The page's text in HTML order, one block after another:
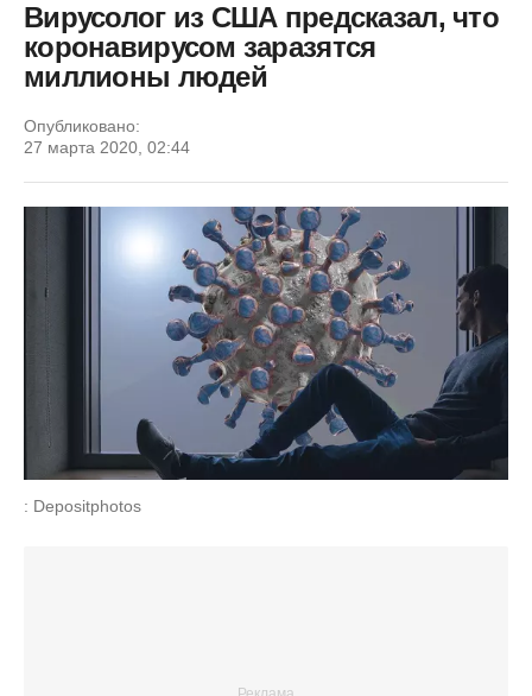
Вирусолог из США предсказал, что
коронавирусом заразятся
миллионы людей
Опубликовано:
27 марта 2020, 02:44
: Depositphotos